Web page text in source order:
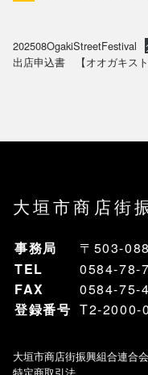
202508OgakiStreetFestival
出店申込書 【オオガキスト
大垣市商店街
事務局
〒503-
TEL
0584-78-
FAX
0584-75-
登録番号 T2-2000-
大垣市商店街振興組合連合会